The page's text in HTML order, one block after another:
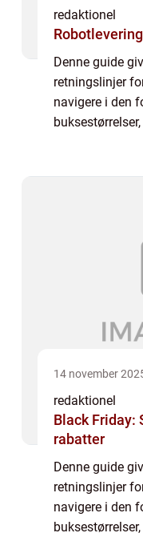
redaktionel
Denne guide
retningslinjer
navigere i den
14 november
redaktionel
Black Friday:
rabatter
Denne guide
retningslinjer
navigere i den